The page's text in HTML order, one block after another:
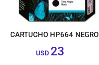
CARTUCHO HP664 NEGRO
USD 23